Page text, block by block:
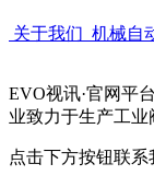
关于我们 机械自
EVO视讯·官网平
业致力于生产工业
点击下方按钮联